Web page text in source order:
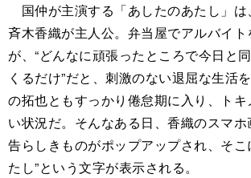
国仲が主演する「あしたのあたし」は
斉木香織が主人公。弁当屋でアルバイト
が、“どんなに頑張ったところで今日と
くるだけ”だと、刺激のない退屈な生活
の拓也ともすっかり倦怠期に入り、ト
い状況だ。そんなある日、香織のスマ
告らしきものがポップアップされ、そこ
たし”という文字が表示される。